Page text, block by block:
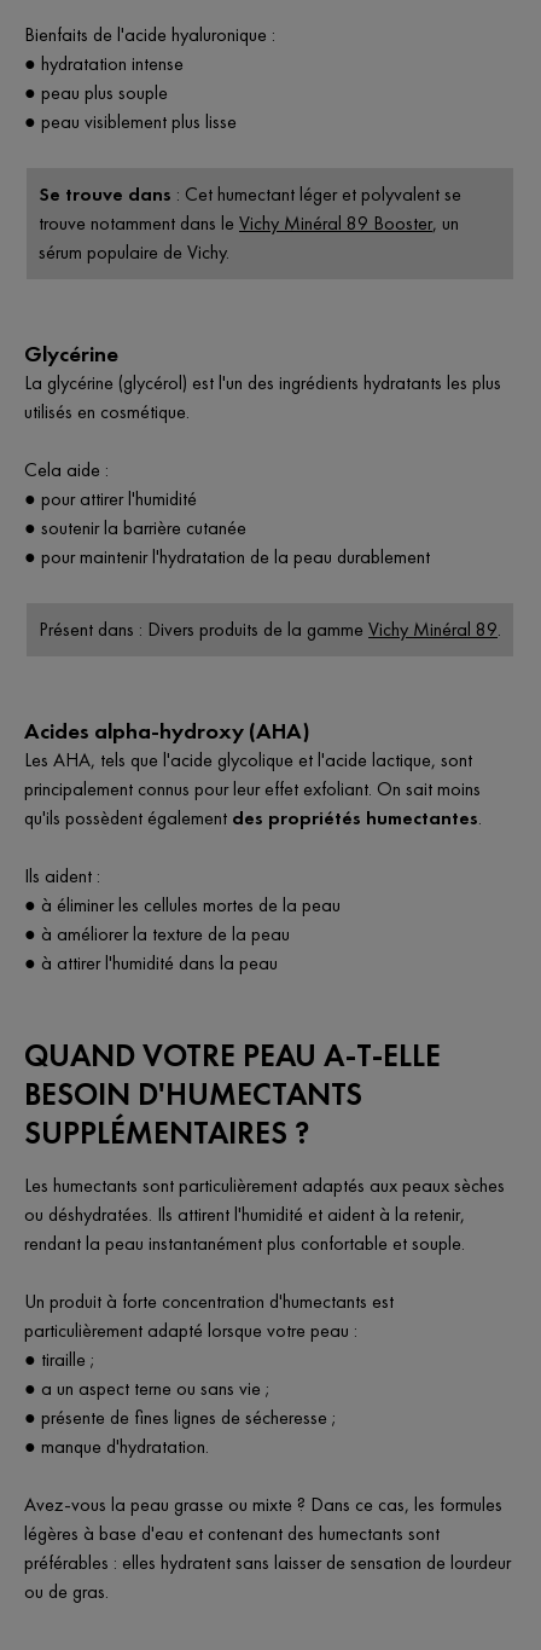
Bienfaits de l'acide hyaluronique :
● hydratation intense
● peau plus souple
● peau visiblement plus lisse
Se trouve dans : Cet humectant léger et polyvalent se
trouve notamment dans le Vichy Minéral 89 Booster, un
sérum populaire de Vichy.
Glycérine
La glycérine (glycérol) est l'un des ingrédients hydratants les plus
utilisés en cosmétique.
Cela aide :
● pour attirer l'humidité
● soutenir la barrière cutanée
● pour maintenir l'hydratation de la peau durablement
Présent dans : Divers produits de la gamme Vichy Minéral 89.
Acides alpha-hydroxy (AHA)
Les AHA, tels que l'acide glycolique et l'acide lactique, sont
principalement connus pour leur effet exfoliant. On sait moins
qu'ils possèdent également des propriétés humectantes.
Ils aident :
● à éliminer les cellules mortes de la peau
● à améliorer la texture de la peau
● à attirer l'humidité dans la peau
QUAND VOTRE PEAU A-T-ELLE
BESOIN D'HUMECTANTS
SUPPLÉMENTAIRES ?
Les humectants sont particulièrement adaptés aux peaux sèches
ou déshydratées. Ils attirent l'humidité et aident à la retenir,
rendant la peau instantanément plus confortable et souple.
Un produit à forte concentration d'humectants est
particulièrement adapté lorsque votre peau :
● tiraille ;
● a un aspect terne ou sans vie ;
● présente de fines lignes de sécheresse ;
● manque d'hydratation.
Avez-vous la peau grasse ou mixte ? Dans ce cas, les formules
légères à base d'eau et contenant des humectants sont
préférables : elles hydratent sans laisser de sensation de lourdeur
ou de gras.